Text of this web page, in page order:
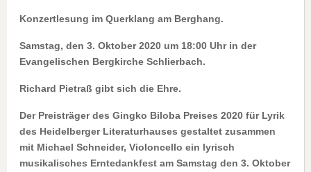
Konzertlesung im Querklang am Berghang.
Samstag, den 3. Oktober 2020 um 18:00 Uhr in der
Evangelischen Bergkirche Schlierbach.
Richard Pietraß gibt sich die Ehre.
Der Preisträger des Gingko Biloba Preises 2020 für Lyrik
des Heidelberger Literaturhauses gestaltet zusammen
mit Michael Schneider, Violoncello ein lyrisch
musikalisches Erntedankfest am Samstag den 3. Oktober